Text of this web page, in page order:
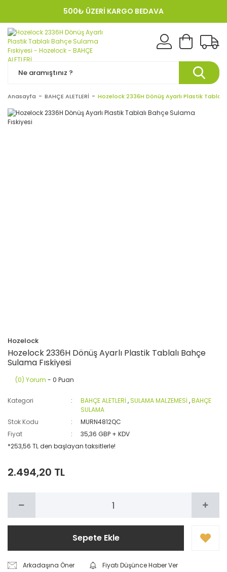
500₺ ÜZERİ KARGO BEDAVA
KREDI KARTINA 12 TAKSIT!
Anasayfa BAHÇE ALETLERİ Hozelock 2336H Dönüş Ayarlı Plastik Tablalı
Hozelock
Hozelock 2336H Dönüş Ayarlı Plastik Tablalı Bahçe
Sulama Fıskiyesi
(0) Yorum - 0 Puan
Kategori BAHÇE ALETLERİ ,SULAMA MALZEMESİ ,BAHÇE
SULAMA
Stok Kodu
MURN4812QC
Fiyat
35,36 GBP + KDV
*253,56 TL den başlayan taksitlerle!
2.494,20 TL
Sepete Ekle
Arkadaşına Öner
Fiyatı Düşünce Haber Ver